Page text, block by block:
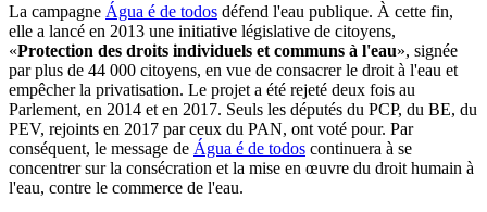
La campagne Água é de todos défend l'eau publique. À cette fin,
elle a lancé en 2013 une initiative législative de citoyens,
«Protection des droits individuels et communs à l'eau», signée
par plus de 44 000 citoyens, en vue de consacrer le droit à l'eau et
empêcher la privatisation. Le projet a été rejeté deux fois au
Parlement, en 2014 et en 2017. Seuls les députés du PCP, du BE, du
PEV, rejoints en 2017 par ceux du PAN, ont voté pour. Par
conséquent, le message de Água é de todos continuera à se
concentrer sur la consécration et la mise en œuvre du droit humain à
l'eau, contre le commerce de l'eau.